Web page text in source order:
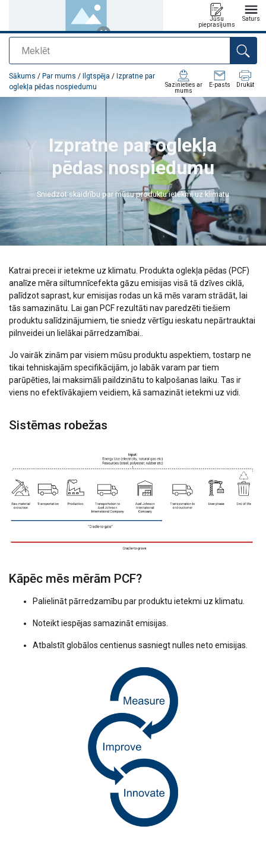
Meklēt
Jūsu
pieprasījums
Saturs
Pievienots jūsu pasūtījumam
Sākums / Par mums / Ilgtspēja / Izpratne par
oglekļa pēdas nospiedumu
Sazinieties ar
mums
E-pasts Drukāt
Izpratne par oglekļa
pēdas nospiedumu
Sniedzot skaidrību par mūsu produktu ietekmi uz klimatu
Katrai precei ir ietekme uz klimatu. Produkta oglekļa pēdas (PCF)
analīze mēra siltumnīcefekta gāzu emisijas visā tā dzīves ciklā,
palīdzot saprast, kur emisijas rodas un kā mēs varam strādāt, lai
tās samazinātu. Lai gan PCF rezultāti nav paredzēti tiešiem
produktu salīdzinājumiem, tie sniedz vērtīgu ieskatu nepārtrauktai
pilnveidei un lielākai pārredzamībai..
Jo vairāk zinām par visiem mūsu produktu aspektiem, tostarp ne
tikai tehniskajām specifikācijām, jo labāk varam par tiem
parūpēties, lai maksimāli paildzinātu to kalpošanas laiku. Tas ir
viens no efektīvākajiem veidiem, kā samazināt ietekmi uz vidi.
Sistēmas robežas
Kāpēc mēs mērām PCF?
Palielināt pārredzamību par produktu ietekmi uz klimatu.
Noteikt iespējas samazināt emisijas.
Atbalstīt globālos centienus sasniegt nulles neto emisijas.